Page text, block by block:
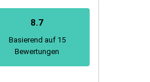
8.7
Basierend auf 15
Bewertungen